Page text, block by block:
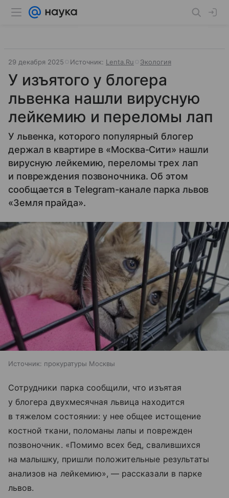
29 декабря 2025 Источник: Lenta.Ru Экология
У изъятого у блогера
львенка нашли вирусную
лейкемию и переломы лап
У львенка, которого популярный блогер
держал в квартире в «Москва-Сити» нашли
вирусную лейкемию, переломы трех лап
и повреждения позвоночника. Об этом
сообщается в Telegram-канале парка львов
«Земля прайда».
Источник: прокуратуры Москвы
Сотрудники парка сообщили, что изъятая
у блогера двухмесячная львица находится
в тяжелом состоянии: у нее общее истощение
костной ткани, поломаны лапы и поврежден
позвоночник. «Помимо всех бед, свалившихся
на малышку, пришли положительные результаты
анализов на лейкемию», — рассказали в парке
львов.